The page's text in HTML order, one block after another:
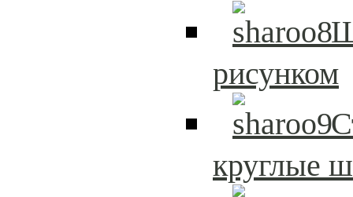
рисунком
круглые